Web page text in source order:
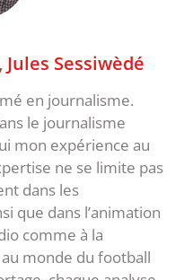
Jules Sessiwèdé
en journalisme.
le journalisme
mon expérience au
ne se limite pas
dans les
que dans l’animation
comme à la
monde du football